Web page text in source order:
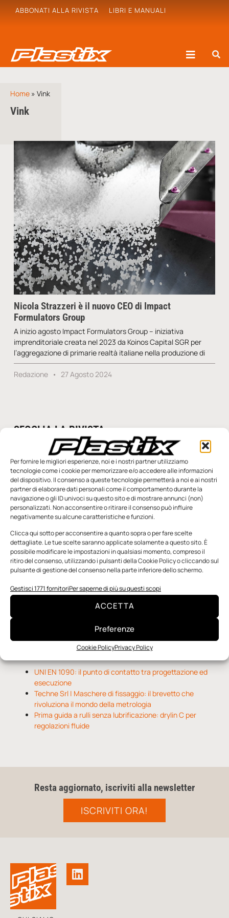
Per fornire le migliori esperienze, noi e i nostri partner utilizziamo
tecnologie come i cookie per memorizzare e/o accedere alle informazioni
del dispositivo. Il consenso a queste tecnologie permetterà a noi e ai nostri
partner di elaborare dati personali come il comportamento durante la
navigazione o gli ID univoci su questo sito e di mostrare annunci (non)
personalizzati. Non acconsentire o ritirare il consenso può influire
negativamente su alcune caratteristiche e funzioni.
Clicca qui sotto per acconsentire a quanto sopra o per fare scelte
dettagliate. Le tue scelte saranno applicate solamente a questo sito. È
possibile modificare le impostazioni in qualsiasi momento, compreso il
ritiro del consenso, utilizzando i pulsanti della Cookie Policy o cliccando sul
pulsante di gestione del consenso nella parte inferiore dello schermo.
Gestisci 1771 fornitoriPer saperne di più su questi scopi
ACCETTA
Preferenze
Cookie PolicyPrivacy Policy
ABBONATI ALLA RIVISTA LIBRI E MANUALI
Home » Vink
Vink
Nicola Strazzeri è il nuovo CEO di Impact
Formulators Group
A inizio agosto Impact Formulators Group – iniziativa
imprenditoriale creata nel 2023 da Koinos Capital SGR per
l’aggregazione di primarie realtà italiane nella produzione di
Redazione 27 Agosto 2024
SFOGLIA LA RIVISTA
n.5 - Giugno 2026 n.4 - Maggio 2026 n.3 - Aprile 2026
Edicola Web
Applicazioni della fluidodinamica computazionale (CFD)
Notizie da Il Progettista Industriale
UNI EN 1090: il punto di contatto tra progettazione ed
esecuzione
Techne Srl | Maschere di fissaggio: il brevetto che
rivoluziona il mondo della metrologia
Prima guida a rulli senza lubrificazione: drylin C per
regolazioni fluide
Resta aggiornato, iscriviti alla newsletter
ISCRIVITI ORA!